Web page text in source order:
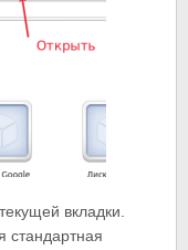
вкладки.
стандартная